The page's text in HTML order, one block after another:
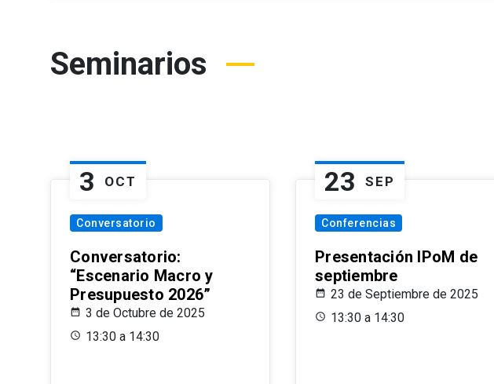
Seminarios
3 OCT
Conversatorio
Conversatorio:
“Escenario Macro y
Presupuesto 2026”
3 de Octubre de 2025
13:30 a 14:30
23 SEP
Conferencias
Presentación IPoM de
septiembre
23 de Septiembre de 2025
13:30 a 14:30